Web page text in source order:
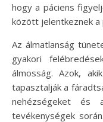
hogy a páciens
között jelentkeznek a
Az álmatlanság
gyakori
álmosság. Azok,
tapasztalják a
nehézségeket és
tevékenységek